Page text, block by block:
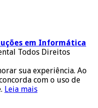
em Informática
Todos Direitos
sua experiência. Ao
com o uso de
Leia mais